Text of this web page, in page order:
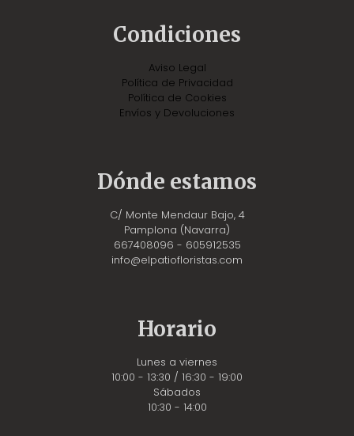
Condiciones
Aviso Legal
Política de Privacidad
Política de Cookies
Envíos y Devoluciones
Dónde estamos
C/ Monte Mendaur Bajo, 4
Pamplona (Navarra)
667408096 - 605912535
info@elpatiofloristas.com
Horario
Lunes a viernes
10:00 - 13:30 / 16:30 - 19:00
Sábados
10:30 - 14:00